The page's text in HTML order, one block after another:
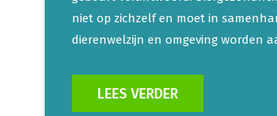
niet op zichzelf en moet in
dierenwelzijn en omgeving worden
LEES VERDER